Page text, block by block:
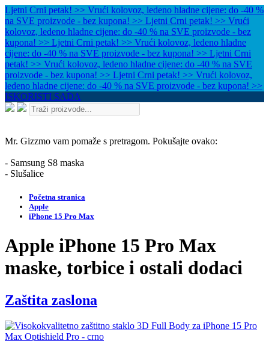
Ljetni Crni petak! >> Vrući kolovoz, ledeno hladne cijene: do -40 %
na SVE proizvode - bez kupona! >> Ljetni Crni petak! >> Vrući
kolovoz, ledeno hladne cijene: do -40 % na SVE proizvode - bez
kupona! >> Ljetni Crni petak! >> Vrući kolovoz, ledeno hladne
cijene: do -40 % na SVE proizvode - bez kupona! >> Ljetni Crni
petak! >> Vrući kolovoz, ledeno hladne cijene: do -40 % na SVE
proizvode - bez kupona! >> Ljetni Crni petak! >> Vrući kolovoz,
ledeno hladne cijene: do -40 % na SVE proizvode - bez kupona! >>
ISKORISTI SADA
Mr. Gizzmo vam pomaže s pretragom. Pokušajte ovako:
- Samsung S8 maska
- Slušalice
Početna stranica
Apple
iPhone 15 Pro Max
Apple iPhone 15 Pro Max
maske, torbice i ostali dodaci
Zaštita zaslona